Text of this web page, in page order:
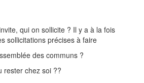
qui on sollicite ? Il y a à la fois
sollicitations précises à faire
des communs ?
rester chez soi ??